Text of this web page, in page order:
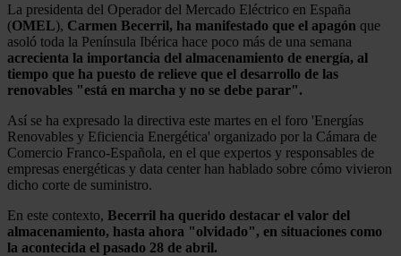
La presidenta del Operador del Mercado Eléctrico en España
(OMEL), Carmen Becerril, ha manifestado que el apagón que
asoló toda la Península Ibérica hace poco más de una semana
acrecienta la importancia del almacenamiento de energía, al
tiempo que ha puesto de relieve que el desarrollo de las
renovables "está en marcha y no se debe parar".
Así se ha expresado la directiva este martes en el foro 'Energías
Renovables y Eficiencia Energética' organizado por la Cámara de
Comercio Franco-Española, en el que expertos y responsables de
empresas energéticas y data center han hablado sobre cómo vivieron
dicho corte de suministro.
En este contexto, Becerril ha querido destacar el valor del
almacenamiento, hasta ahora "olvidado", en situaciones como
la acontecida el pasado 28 de abril.